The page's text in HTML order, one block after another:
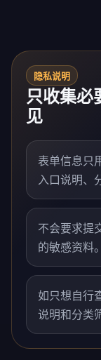
隐私说明
只收集必
见
表单信息只
入口说明、
不会要求提
的敏感资料。
如只想自行
说明和分类